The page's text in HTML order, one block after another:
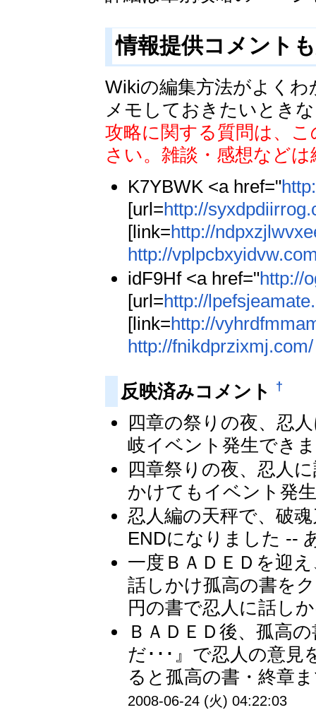
情報提供コメント
Wikiの編集方法がよく
メモしておきたいとき
攻略に関する質問は、
さい。雑談・感想など
K7YBWK <a href="
[url=http://
[link=http://
http://
idF9Hf <a href="http://
[url=http://
[link=http://
http://fnikdprzixmj.com/
反映済みコメント †
四章の祭りの夜、忍
岐イベント発生でき
四章祭りの夜、忍人
かけてもイベント発
忍人編の天秤で、破
ENDになりました --
一度ＢＡＤＥＤを迎
話しかけ孤高の書を
円の書で忍人に話し
ＢＡＤＥＤ後、孤高
だ･･･』で忍人の意
ると孤高の書・終章
2008-06-24 (火) 04:22:03